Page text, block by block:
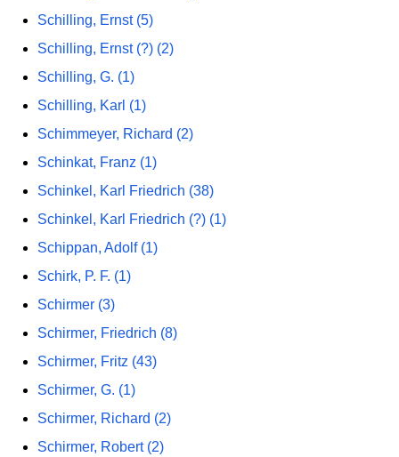
Schilling, Ernst (5)
Schilling, Ernst (?) (2)
Schilling, G. (1)
Schilling, Karl (1)
Schimmeyer, Richard (2)
Schinkat, Franz (1)
Schinkel, Karl Friedrich (38)
Schinkel, Karl Friedrich (?) (1)
Schippan, Adolf (1)
Schirk, P. F. (1)
Schirmer (3)
Schirmer, Friedrich (8)
Schirmer, Fritz (43)
Schirmer, G. (1)
Schirmer, Richard (2)
Schirmer, Robert (2)